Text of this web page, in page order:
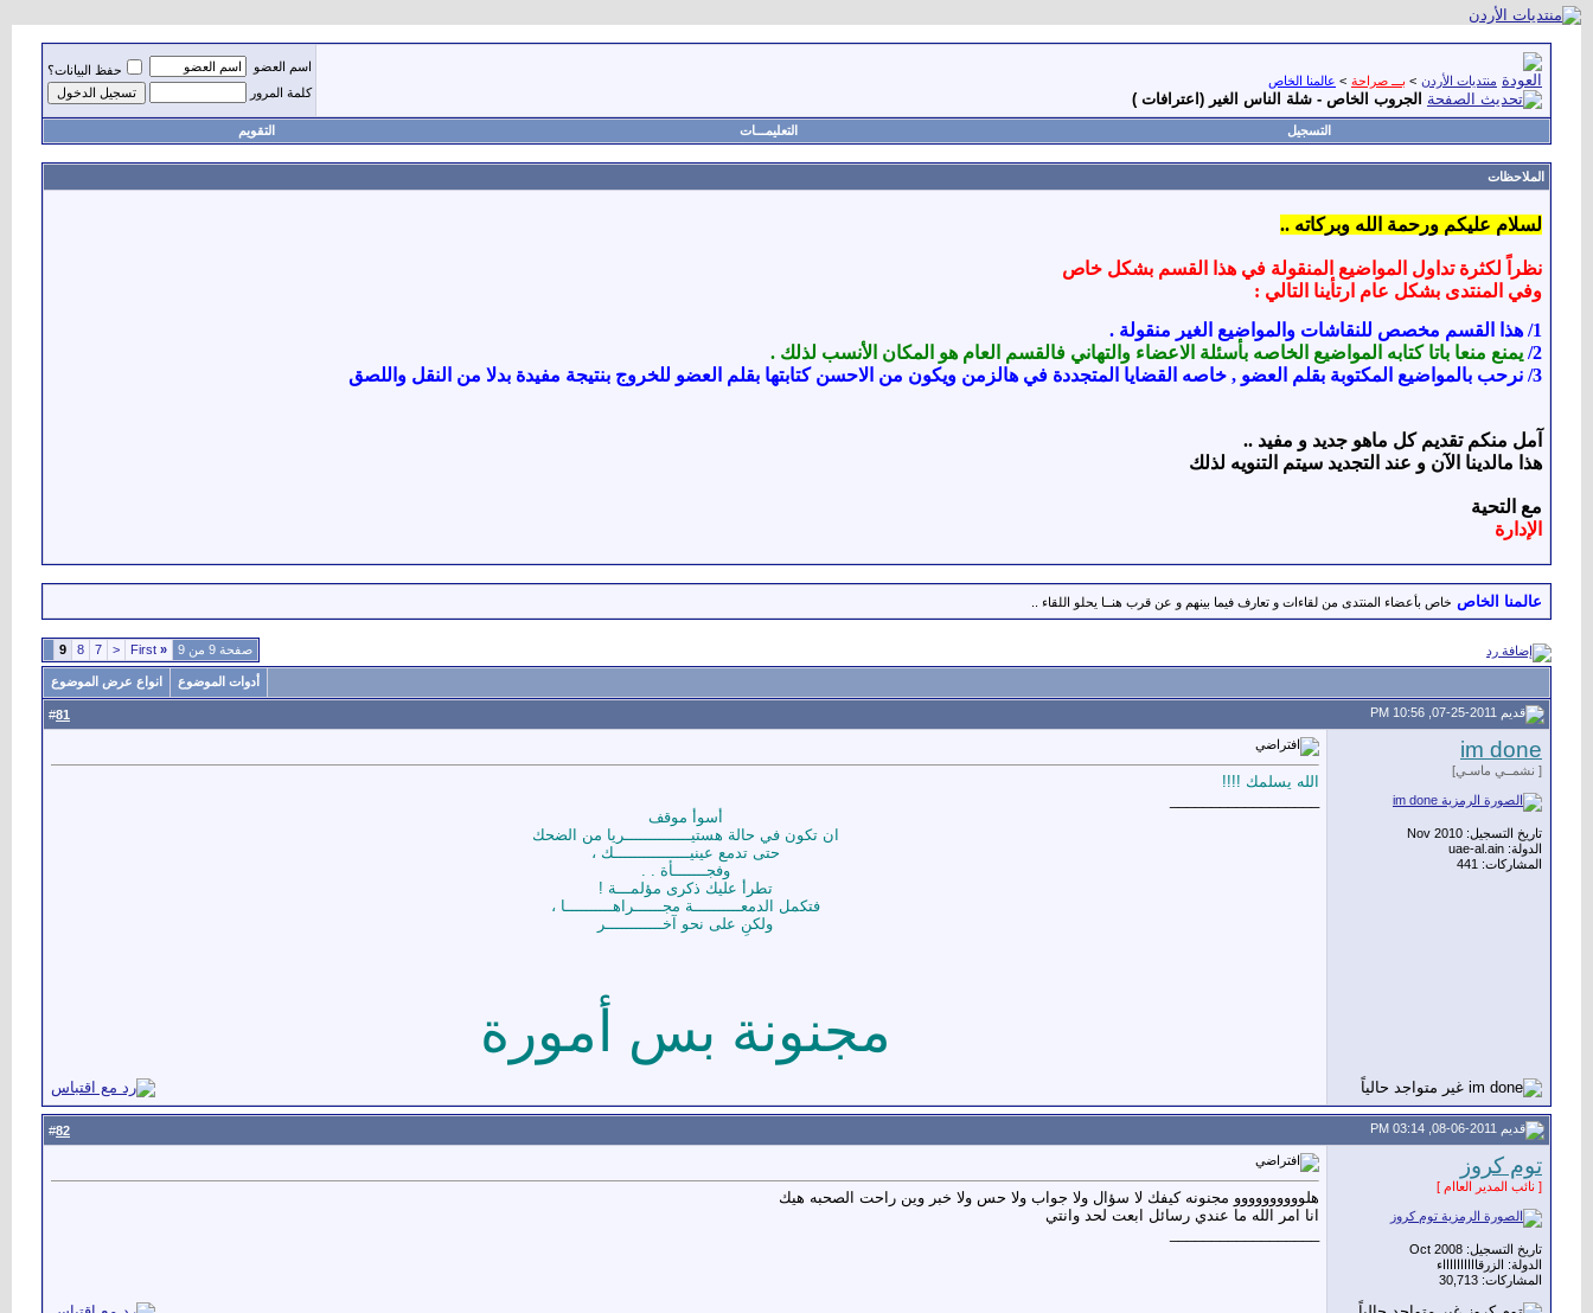
منتديات الأردن > بـــ صراحة > عالمنا الخاص
الجروب الخاص - شلة الناس الغير (اعترافات )
اسم العضو
حفظ البيانات؟
كلمة المرور
التسجيل التعليمـــات التقويم
الملاحظات
لسلام عليكم ورحمة الله وبركاته ..
نظراً لكثرة تداول المواضيع المنقولة في هذا القسم بشكل خاص
وفي المنتدى بشكل عام ارتأينا التالي :
1/ هذا القسم مخصص للنقاشات والمواضيع الغير منقولة .
2
/ يمنع منعا باتا كتابه المواضيع الخاصه بأسئلة الاعضاء والتهاني فالقسم العام هو المكان الأنسب لذلك .
3
/ نرحب بالمواضيع المكتوبة بقلم العضو , خاصه القضايا المتجددة في هالزمن ويكون من الاحسن كتابتها بقلم العضو للخروج بنتيجة مفيدة بدلا من النقل واللصق
آمل منكم تقديم كل ماهو جديد و مفيد ..
هذا مالدينا الآن و عند التجديد سيتم التنويه لذلك
مع التحية
الإدارة
عالمنا الخاص خاص بأعضاء المنتدى من لقاءات و تعارف فيما بينهم و عن قرب هنــا يحلو اللقاء ..
صفحة 9 من 9 «
<
7
8
9
أدوات الموضوع انواع عرض الموضوع
81
im done
[ نشمــي ماسـي]
تاريخ التسجيل: Nov 2010
الدولة: uae-al.ain
المشاركات: 441
الله يسلمك !!!!
أسوأ موقف
ان تكون في حالة هستيــــــــــــــريا من الضحك
حتى تدمع عينيــــــــــــــــك ،
وفجـــــــأة . .
تطرأ عليك ذكرى مؤلمـــة !
فتكمل الدمعــــــــــة مجــــــراهــــــــــا ،
ولكنِ على نحو آخــــــــــــر
مجنونة بس أمورة
82
توم كروز
[ نائب المدير العاام ]
تاريخ التسجيل: Oct 2008
الدولة: الزرقااااااااااء
المشاركات: 30,713
هلوووووووووو مجنونه كيفك لا سؤال ولا جواب ولا حس ولا خبر وين راحت الصحبه هيك
انا امر الله ما عندي رسائل ابعت لحد وانتي